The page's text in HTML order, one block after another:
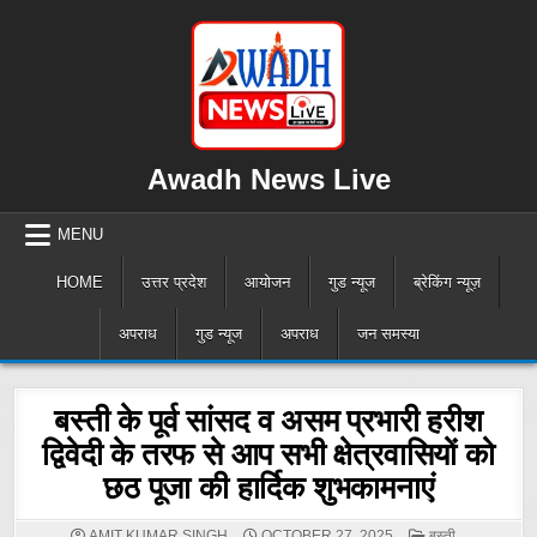
Awadh News Live
MENU
HOME उत्तर प्रदेश आयोजन गुड न्यूज ब्रेकिंग न्यूज़
अपराध गुड न्यूज अपराध जन समस्या
बस्ती के पूर्व सांसद व असम प्रभारी हरीश
द्विवेदी के तरफ से आप सभी क्षेत्रवासियों को
छठ पूजा की हार्दिक शुभकामनाएं